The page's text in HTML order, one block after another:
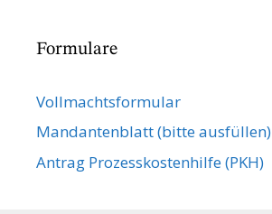
Formulare
Vollmachts­formular
Mandanten­blatt (bitte ausfüllen)
Antrag Prozesskostenhilfe (PKH)